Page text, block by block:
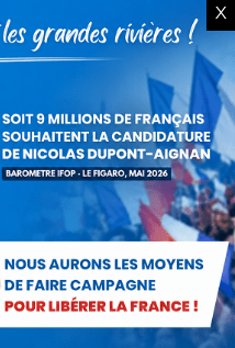
Ministre Le
France
ces dernières
insoutenables
sont torturés
dans d’horribles
à…
X